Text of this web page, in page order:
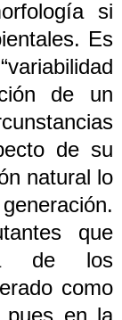
si
Es
de un
de su
natural lo
que
de los
como
pues en la